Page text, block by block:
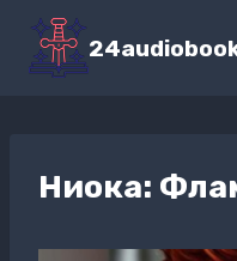
Перейти
содержимому
Ниока: